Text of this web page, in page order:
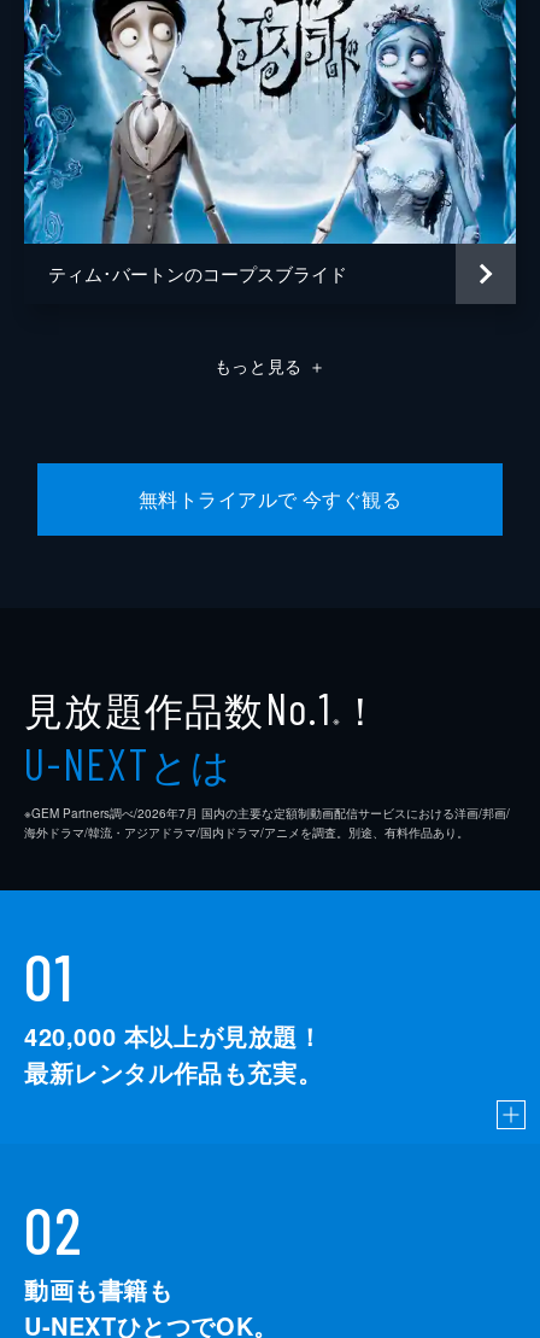
ティム･バートンのコープスブライド
もっと見る ＋
無料トライアルで 今すぐ観る
見放題作品数No.1 ※ ！
U-NEXTとは
※GEM Partners調べ/2026年7⽉ 国内の主要な定額制動画配信サービスにおける洋画/邦画/
海外ドラマ/韓流・アジアドラマ/国内ドラマ/アニメを調査。別途、有料作品あり。
01
420,000 本以上が見放題！
最新レンタル作品も充実。
02
動画も書籍も
U-NEXTひとつでOK。